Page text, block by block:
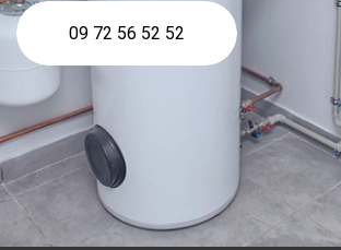
09 72 56 52 52